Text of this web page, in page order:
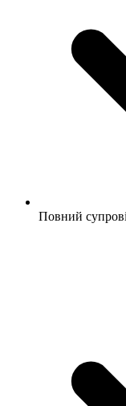
Повний